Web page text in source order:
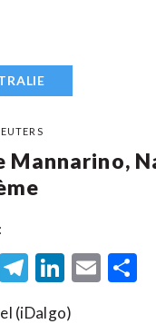
Mannarino,
WhatsApp
Telegram
LinkedIn
Email
(iDalgo)